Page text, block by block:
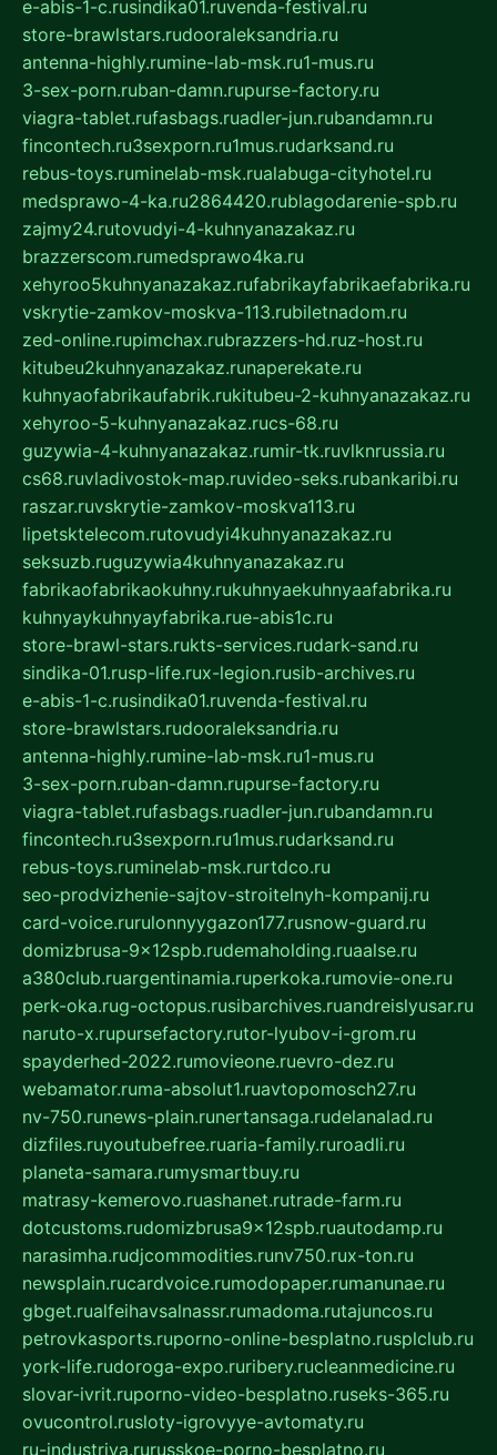
e-abis-1-c.rusindika01.ruvenda-festival.ru
store-brawlstars.rudooraleksandria.ru
antenna-highly.rumine-lab-msk.ru1-mus.ru
3-sex-porn.ruban-damn.rupurse-factory.ru
viagra-tablet.rufasbags.ruadler-jun.rubandamn.ru
fincontech.ru3sexporn.ru1mus.rudarksand.ru
rebus-toys.ruminelab-msk.rualabuga-cityhotel.ru
medsprawo-4-ka.ru2864420.rublagodarenie-spb.ru
zajmy24.rutovudyi-4-kuhnyanazakaz.ru
brazzerscom.rumedsprawo4ka.ru
xehyroo5kuhnyanazakaz.rufabrikayfabrikaefabrika.ru
vskrytie-zamkov-moskva-113.rubiletnadom.ru
zed-online.rupimchax.rubrazzers-hd.ruz-host.ru
kitubeu2kuhnyanazakaz.runaperekate.ru
kuhnyaofabrikaufabrik.rukitubeu-2-kuhnyanazakaz.ru
xehyroo-5-kuhnyanazakaz.rucs-68.ru
guzywia-4-kuhnyanazakaz.rumir-tk.ruvlknrussia.ru
cs68.ruvladivostok-map.ruvideo-seks.rubankaribi.ru
raszar.ruvskrytie-zamkov-moskva113.ru
lipetsktelecom.rutovudyi4kuhnyanazakaz.ru
seksuzb.ruguzywia4kuhnyanazakaz.ru
fabrikaofabrikaokuhny.rukuhnyaekuhnyaafabrika.ru
kuhnyaykuhnyayfabrika.rue-abis1c.ru
store-brawl-stars.rukts-services.rudark-sand.ru
sindika-01.rusp-life.rux-legion.rusib-archives.ru
e-abis-1-c.rusindika01.ruvenda-festival.ru
store-brawlstars.rudooraleksandria.ru
antenna-highly.rumine-lab-msk.ru1-mus.ru
3-sex-porn.ruban-damn.rupurse-factory.ru
viagra-tablet.rufasbags.ruadler-jun.rubandamn.ru
fincontech.ru3sexporn.ru1mus.rudarksand.ru
rebus-toys.ruminelab-msk.rurtdco.ru
seo-prodvizhenie-sajtov-stroitelnyh-kompanij.ru
card-voice.rurulonnyygazon177.rusnow-guard.ru
domizbrusa-9x12spb.rudemaholding.ruaalse.ru
a380club.ruargentinamia.ruperkoka.rumovie-one.ru
perk-oka.rug-octopus.rusibarchives.ruandreislyusar.ru
naruto-x.rupursefactory.rutor-lyubov-i-grom.ru
spayderhed-2022.rumovieone.ruevro-dez.ru
webamator.ruma-absolut1.ruavtopomosch27.ru
nv-750.runews-plain.runertansaga.rudelanalad.ru
dizfiles.ruyoutubefree.ruaria-family.ruroadli.ru
planeta-samara.rumysmartbuy.ru
matrasy-kemerovo.ruashanet.rutrade-farm.ru
dotcustoms.rudomizbrusa9x12spb.ruautodamp.ru
narasimha.rudjcommodities.runv750.rux-ton.ru
newsplain.rucardvoice.rumodopaper.rumanunae.ru
gbget.rualfeihavsalnassr.rumadoma.rutajuncos.ru
petrovkasports.ruporno-online-besplatno.rusplclub.ru
york-life.rudoroga-expo.ruribery.rucleanmedicine.ru
slovar-ivrit.ruporno-video-besplatno.ruseks-365.ru
ovucontrol.rusloty-igrovyye-avtomaty.ru
ru-industriya.rurusskoe-porno-besplatno.ru